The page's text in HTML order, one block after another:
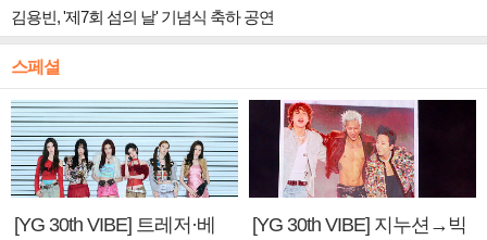
김용빈, '제7회 섬의 날' 기념식 축하 공연
스페셜
[YG 30th VIBE] 트레저·베
[YG 30th VIBE] 지누션→빅